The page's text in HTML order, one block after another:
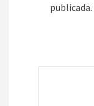
publicada.